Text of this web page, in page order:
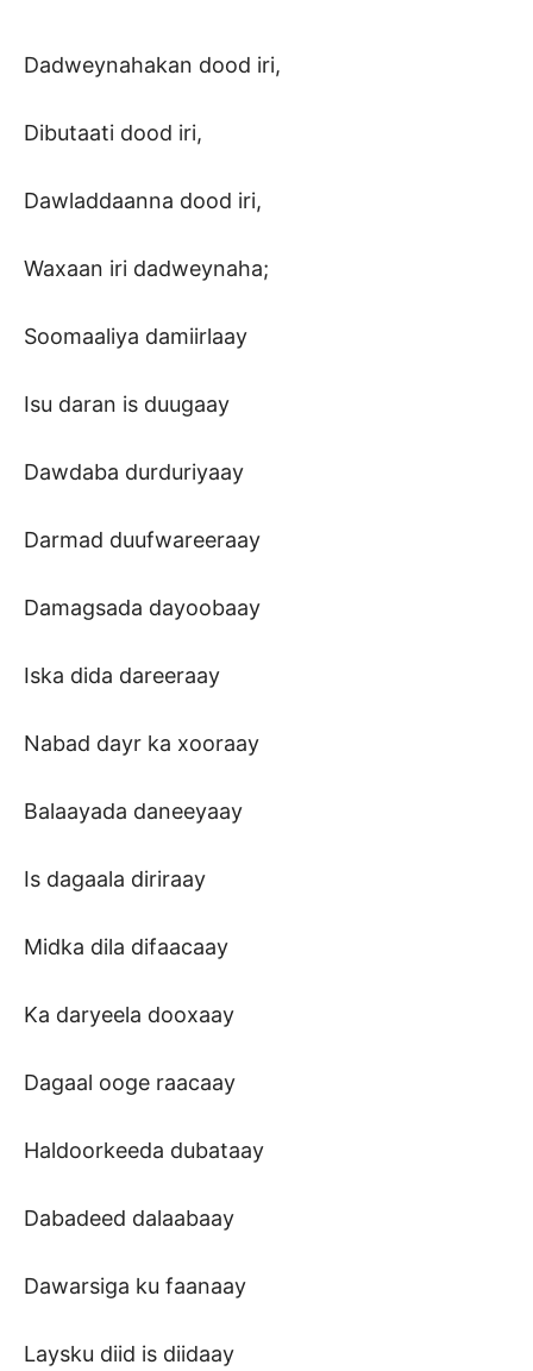
Dadweynahakan dood iri,
Dibutaati dood iri,
Dawladdaanna dood iri,
Waxaan iri dadweynaha;
Soomaaliya damiirlaay
Isu daran is duugaay
Dawdaba durduriyaay
Darmad duufwareeraay
Damagsada dayoobaay
Iska dida dareeraay
Nabad dayr ka xooraay
Balaayada daneeyaay
Is dagaala diriraay
Midka dila difaacaay
Ka daryeela dooxaay
Dagaal ooge raacaay
Haldoorkeeda dubataay
Dabadeed dalaabaay
Dawarsiga ku faanaay
Laysku diid is diidaay